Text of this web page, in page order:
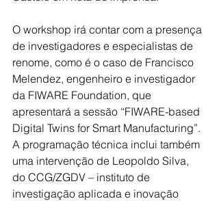
O workshop irá contar com a presença
de investigadores e especialistas de
renome, como é o caso de Francisco
Melendez, engenheiro e investigador
da FIWARE Foundation, que
apresentará a sessão “FIWARE-based
Digital Twins for Smart Manufacturing”.
A programação técnica inclui também
uma intervenção de Leopoldo Silva,
do CCG/ZGDV – instituto de
investigação aplicada e inovação